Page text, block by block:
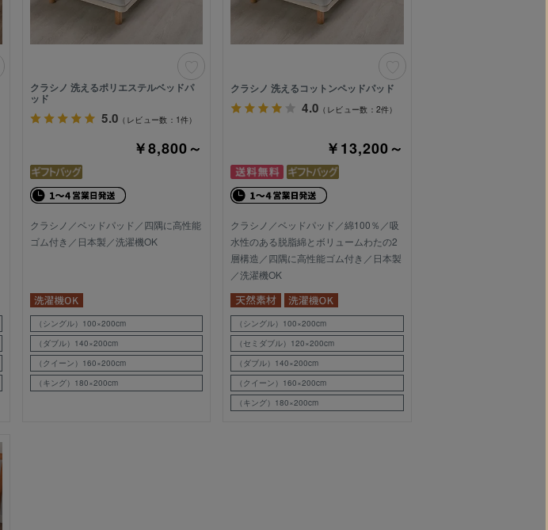
クラシノ 洗えるポリエステルベッドパ
ッド
5.0（レビュー数：1件）
￥8,800～
クラシノ／ベッドパッド／四隅に高性能
ゴム付き／日本製／洗濯機OK
（シングル）100×200cm
（ダブル）140×200cm
（クイーン）160×200cm
（キング）180×200cm
クラシノ 洗えるコットンペッドパッド
4.0 （レビュー数：2件）
￥13,200～
クラシノ／ベッドパッド／綿100％／吸
水性のある脱脂綿とボリュームわたの2
層構造／四隅に高性能ゴム付き／日本製
／洗濯機OK
（シングル）100×200cm
（セミダブル）120×200cm
（ダブル）140×200cm
（クイーン）160×200cm
（キング）180×200cm